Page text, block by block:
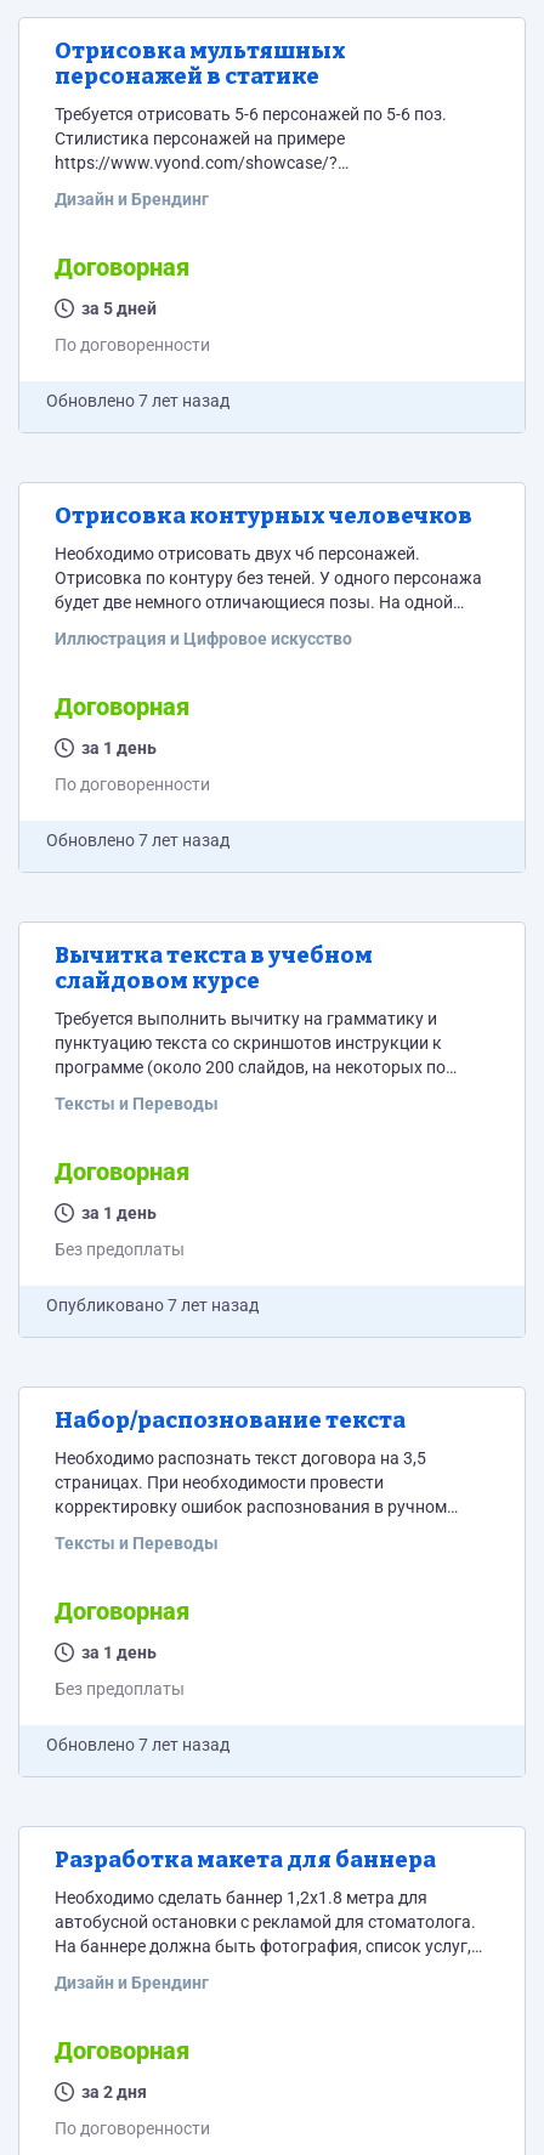
Отрисовка мультяшных
персонажей в статике
Требуется отрисовать 5-6 персонажей по 5-6 поз.
Стилистика персонажей на примере
https://www.vyond.com/showcase/?
Дизайн и Брендинг
Договорная
за 5 дней
По договоренности
Обновлено7 лет назад
Отрисовка контурных человечков
Необходимо отрисовать двух чб персонажей.
Отрисовка по контуру без теней. У одного персонажа
будет две немного отличающиеся позы. На одной
Пример рисунка приложен. Сама отрисовка будет на
Иллюстрация и Цифровое искусство
Договорная
за 1 день
По договоренности
Обновлено7 лет назад
Вычитка текста в учебном
слайдовом курсе
Требуется выполнить вычитку на грамматику и
пунктуацию текста cо скриншотов инструкции к
программе (около 200 слайдов, на некоторых по
оставить краткий комментарий под скриншотом.
Тексты и Переводы
Договорная
за 1 день
Без предоплаты
Опубликовано7 лет назад
Набор/распознование текста
Необходимо распознать текст договора на 3,5
страницах. При необходимости провести
корректировку ошибок распознования в ручном
Тексты и Переводы
Договорная
за 1 день
Без предоплаты
Обновлено7 лет назад
Разработка макета для баннера
Необходимо сделать баннер 1,2х1.8 метра для
автобусной остановки с рекламой для стоматолога.
На баннере должна быть фотография, список услуг,
надо передать макет в типографию.
Дизайн и Брендинг
Договорная
за 2 дня
По договоренности